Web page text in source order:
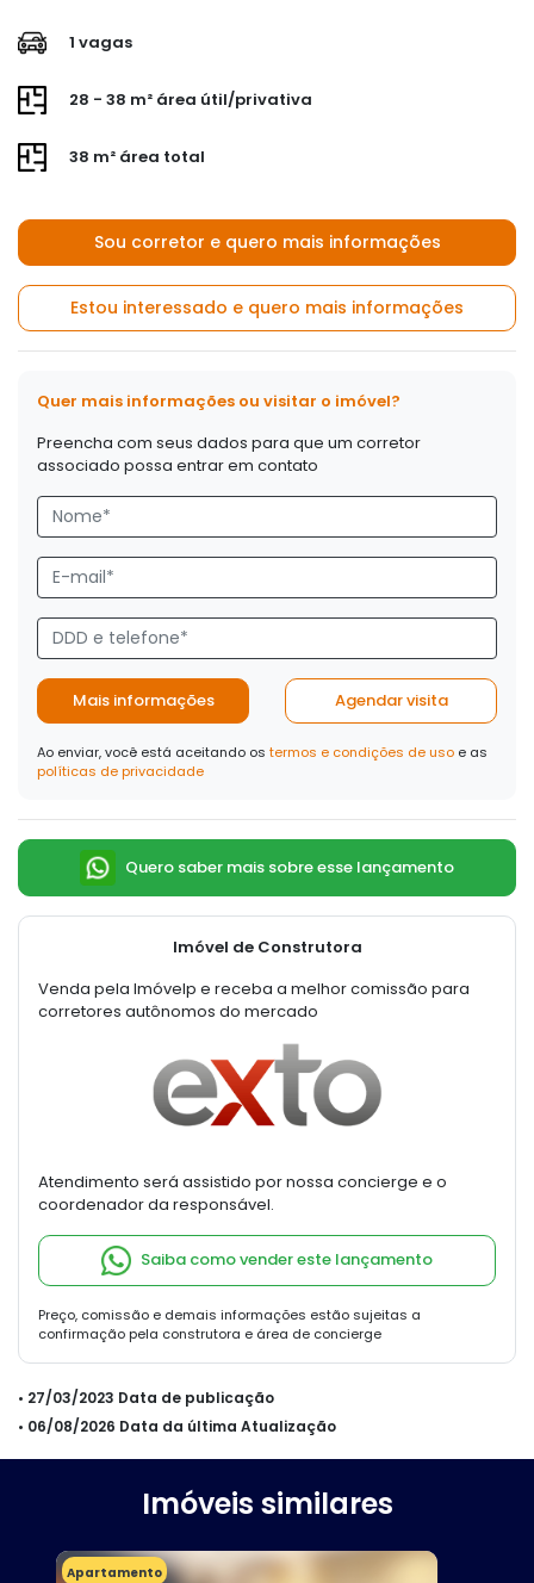
1 vagas
28 - 38 m² área útil/privativa
38 m² área total
Sou corretor e quero mais informações
Estou interessado e quero mais informações
Quer mais informações ou visitar o imóvel?
Preencha com seus dados para que um corretor
associado possa entrar em contato
Mais informações Agendar visita
Ao enviar, você está aceitando os termos e condições de uso e as
políticas de privacidade
Quero saber mais sobre esse lançamento
Imóvel de Construtora
Venda pela Imóvelp e receba a melhor comissão para
corretores autônomos do mercado
Atendimento será assistido por nossa concierge e o
coordenador da responsável.
Saiba como vender este lançamento
Preço, comissão e demais informações estão sujeitas a
confirmação pela construtora e área de concierge
• 27/03/2023 Data de publicação
• 06/08/2026 Data da última Atualização
Imóveis similares
Apartamento